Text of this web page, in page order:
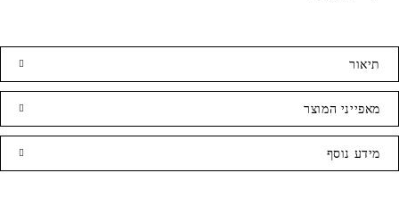
תיאור
מאפייני המוצר
מידע נוסף